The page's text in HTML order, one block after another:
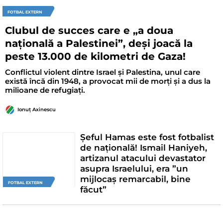
FOTBAL EXTERN
Clubul de succes care e „a doua
națională a Palestinei”, deși joacă la
peste 13.000 de kilometri de Gaza!
Conflictul violent dintre Israel și Palestina, unul care
există încă din 1948, a provocat mii de morți și a dus la
milioane de refugiați.
Ionuț Axinescu
FOTBAL EXTERN
Șeful Hamas este fost fotbalist
de națională! Ismail Haniyeh,
artizanul atacului devastator
asupra Israelului, era ”un
mijlocaș remarcabil, bine
făcut”